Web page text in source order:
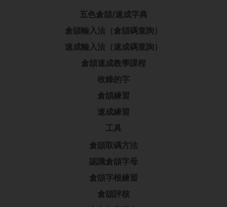
五色倉頡/速成字典
倉頡輸入法（倉頡碼查詢）
速成輸入法（速成碼查詢）
倉頡速成教學課程
收錄的字
倉頡練習
速成練習
工具
倉頡取碼方法
認識倉頡字母
倉頡字根練習
倉頡評核